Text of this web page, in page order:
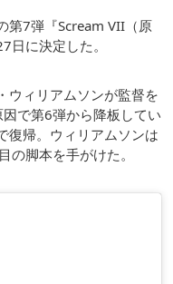
第7弾『Scream VII（原
に決定した。
ウィリアムソンが監督を
で第6弾から降板してい
復帰。ウィリアムソンは
脚本を手がけた。